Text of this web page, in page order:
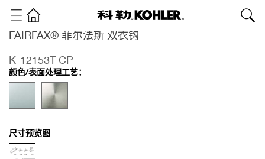
FAIRFAX® 菲尔法斯 双衣钩
K-12153T-CP
颜色/表面处理工艺：
尺寸预览图